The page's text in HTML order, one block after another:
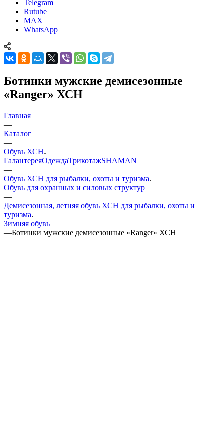
Telegram
Rutube
MAX
WhatsApp
Ботинки мужские демисезонные
«Ranger» ХСН
Главная
—
Каталог
—
Обувь ХСН
ГалантереяОдеждаТрикотажSHAMAN
—
Обувь ХСН для рыбалки, охоты и туризма
Обувь для охранных и силовых структур
—
Демисезонная, летняя обувь ХСН для рыбалки, охоты и
туризма
Зимняя обувь
—Ботинки мужские демисезонные «Ranger» ХСН